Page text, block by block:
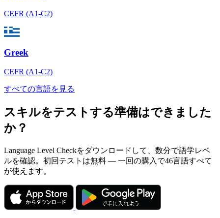
CEFR (A1-C2)
Greek
CEFR (A1-C2)
すべての言語を見る
スキルをテストする準備はできました
か？
Language Level Checkをダウンロードして、数分で語学レベ
ルを確認。初回テストは無料 — 一回の購入で46言語すべて
が使えます。